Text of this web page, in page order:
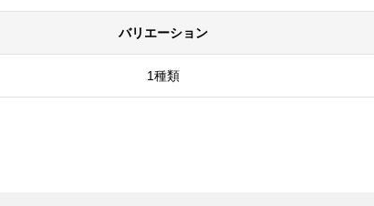
バリエーション
1種類